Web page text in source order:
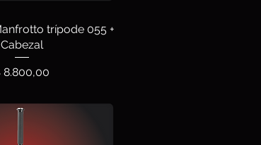
trípode 055 +
Cabezal
8.800,00